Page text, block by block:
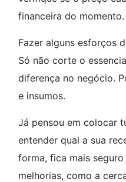
financeira do momento.
Fazer alguns esforços
Só não corte o
diferença no negócio.
e insumos.
Já pensou em colocar
entender qual a sua
forma, fica mais
melhorias, como a